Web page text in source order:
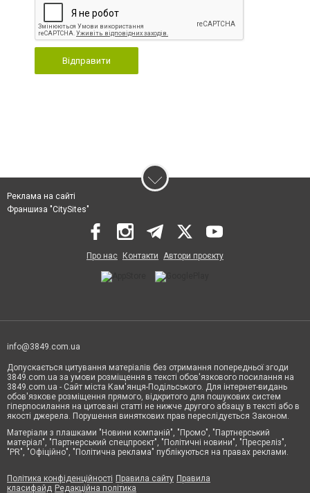
Відправити
Реклама на сайті
Франшиза "CitySites"
Про нас Контакти Автори проєкту
info@3849.com.ua
Допускається цитування матеріалів без отримання попередньої згоди
3849.com.ua за умови розміщення в тексті обов'язкового посилання на
3849.com.ua - Сайт міста Кам'янця-Подільського. Для інтернет-видань
обов'язкове розміщення прямого, відкритого для пошукових систем
гіперпосилання на цитовані статті не нижче другого абзацу в тексті або в
якості джерела. Порушення виняткових прав переслідується Законом.
Матеріали з плашками "Новини компаній", "Промо", "Партнерський
матеріал", "Партнерський спецпроєкт", "Політичні новини", "Пресреліз",
"PR", "Офіційно", "Політична реклама" публікуються на правах реклами.
Політика конфіденційності Правила сайту Правила
класифайд Редакційна політика